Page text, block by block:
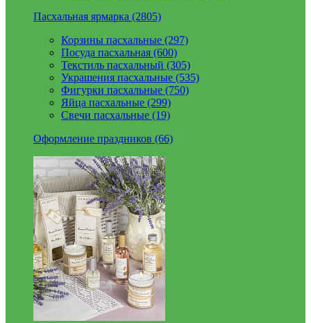
Пасхальная ярмарка (2805)
Корзины пасхальные (297)
Посуда пасхальная (600)
Текстиль пасхальный (305)
Украшения пасхальные (535)
Фигурки пасхальные (750)
Яйца пасхальные (299)
Свечи пасхальные (19)
Оформление праздников (66)